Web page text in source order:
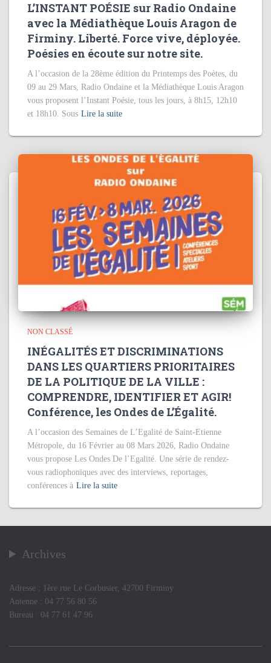
L’INSTANT POÉSIE sur Radio Ondaine
avec la Médiathèque Louis Aragon de
Firminy. Liberté. Force vive, déployée.
Poésies en écoute sur notre site.
A l’occasion de la 28ème édition du Printemps des Poètes, du
09 au 29 Mars, Radio Ondaine et la Médiathèque Louis Aragon
vous proposent l’Instant Poésie, tous les jours, à 8h15, 12h10
et 18h10. Sous Lire la suite
NON CLASSÉ
INÉGALITÉS ET DISCRIMINATIONS
DANS LES QUARTIERS PRIORITAIRES
DE LA POLITIQUE DE LA VILLE :
COMPRENDRE, IDENTIFIER ET AGIR!
Conférence, les Ondes de L’Égalité.
A l’occasion des Semaines de L’Egalité de Saint-Etienne
Métropole, du 16 Février au 08 Mars 2026, Radio Ondaine
vous propose Les Ondes De l’Egalité. Une série de rendez-
vous radiophoniques avec des interviews, reportages,
conférences à Lire la suite
Archives
Adresse : 1ère rue Le Corbusier, 42700 Firminy
Antenne : 04 77 56 80 56
Bureau : 04 77 61 47 96